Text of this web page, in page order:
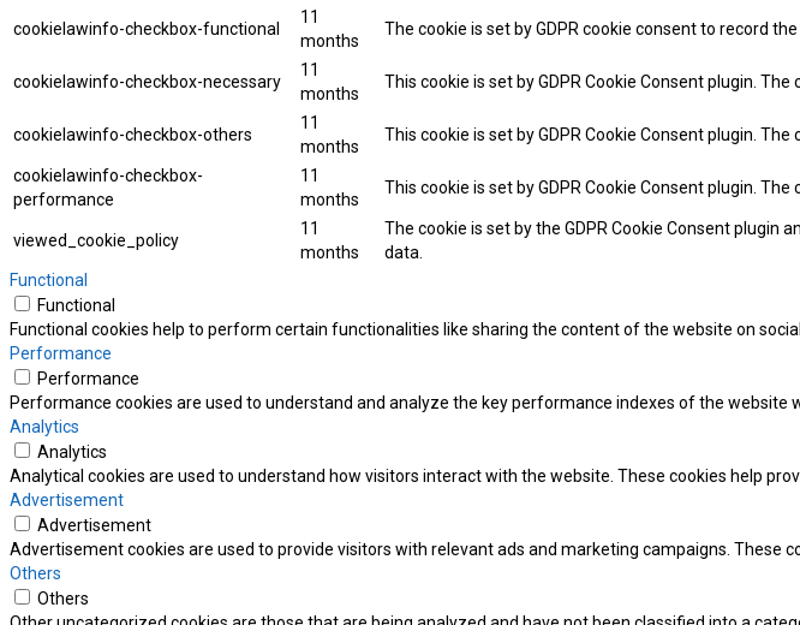
cookielawinfo-checkbox-functional
11
months
The cookie is set by GDPR cookie consent to record
cookielawinfo-checkbox-necessary
11
months
This cookie is set by GDPR Cookie Consent plugin.
cookielawinfo-checkbox-others
11
months
This cookie is set by GDPR Cookie Consent plugin.
cookielawinfo-checkbox-
performance
11
months
This cookie is set by GDPR Cookie Consent plugin.
viewed_cookie_policy
11
months
The cookie is set by the GDPR Cookie Consent plugin
data.
Functional
Functional
Functional cookies help to perform certain functionalities like sharing the content of the website on
Performance
Performance
Performance cookies are used to understand and analyze the key performance indexes of the website
Analytics
Analytics
Analytical cookies are used to understand how visitors interact with the website. These cookies help
Advertisement
Advertisement
Advertisement cookies are used to provide visitors with relevant ads and marketing campaigns.
Others
Others